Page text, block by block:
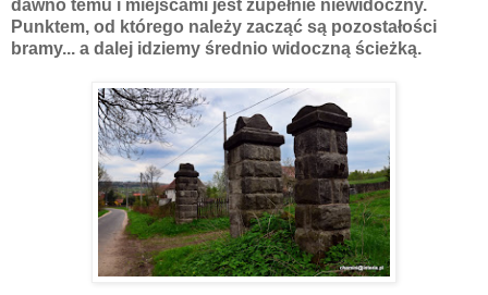
dawno temu i miejscami jest zupełnie niewidoczny.
Punktem, od którego należy zacząć są pozostałości
bramy... a dalej idziemy średnio widoczną ścieżką.